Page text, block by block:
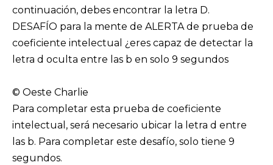
continuación, debes encontrar la letra D.
DESAFÍO para la mente de ALERTA de prueba de
coeficiente intelectual ¿eres capaz de detectar la
letra d oculta entre las b en solo 9 segundos
© Oeste Charlie
Para completar esta prueba de coeficiente
intelectual, será necesario ubicar la letra d entre
las b. Para completar este desafío, solo tiene 9
segundos.